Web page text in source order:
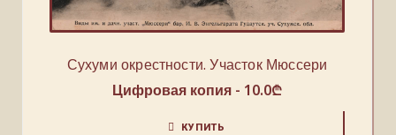
Сухуми окрестности. Участок Мюссери
Цифровая копия - 10.0₾
КУПИТЬ